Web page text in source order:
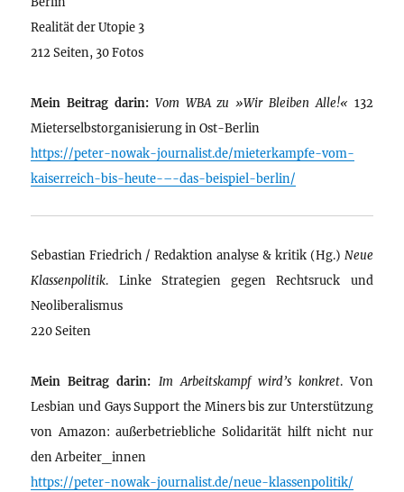
Realität der Utopie 3
212 Seiten, 30 Fotos
Mein Beitrag darin: Vom WBA zu »Wir Bleiben Alle!« 132
Mieterselbstorganisierung in Ost-Berlin
https://peter-nowak-journalist.de/mieterkampfe-vom-
kaiserreich-bis-heute-–-das-beispiel-berlin/
Sebastian Friedrich / Redaktion analyse & kritik (Hg.) Neue
Klassenpolitik. Linke Strategien gegen Rechtsruck und
Neoliberalismus
220 Seiten
Mein Beitrag darin: Im Arbeitskampf wird’s konkret. Von
Lesbian und Gays Support the Miners bis zur Unterstützung
von Amazon: außerbetriebliche Solidarität hilft nicht nur
den Arbeiter_innen
https://peter-nowak-journalist.de/neue-klassenpolitik/